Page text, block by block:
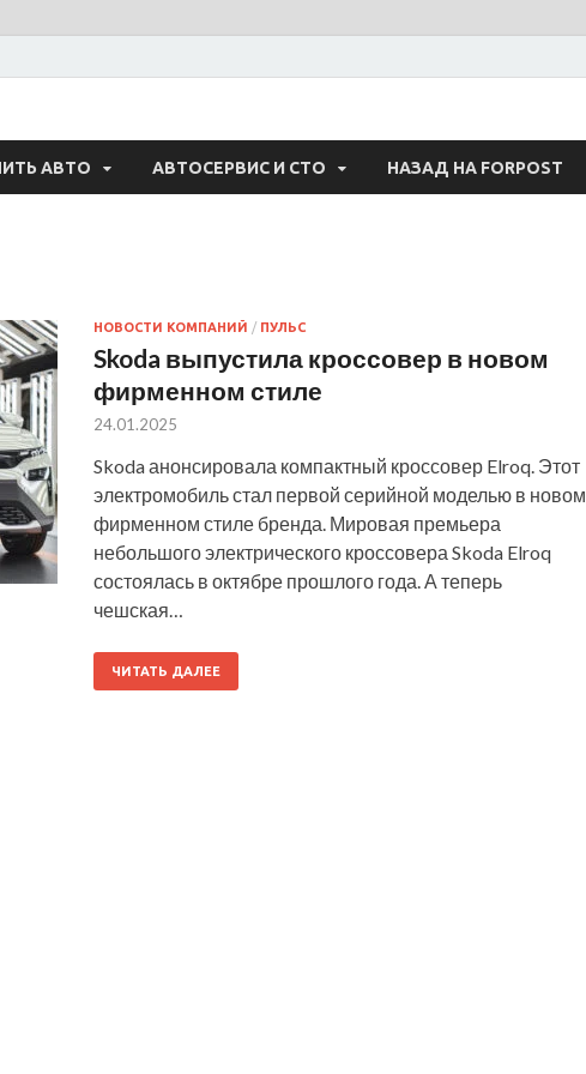
— Авто
АВТО АВТОСЕРВИС И СТО НАЗАД НА FORPOST
НОВОСТИ КОМПАНИЙ / ПУЛЬС
Skoda выпустила кроссовер в новом
фирменном стиле
24.01.2025
Skoda анонсировала компактный кроссовер Elroq. Этот
электромобиль стал первой серийной моделью в новом
фирменном стиле бренда. Мировая премьера
небольшого электрического кроссовера Skoda Elroq
состоялась в октябре прошлого года. А теперь
чешская…
ЧИТАТЬ ДАЛЕЕ